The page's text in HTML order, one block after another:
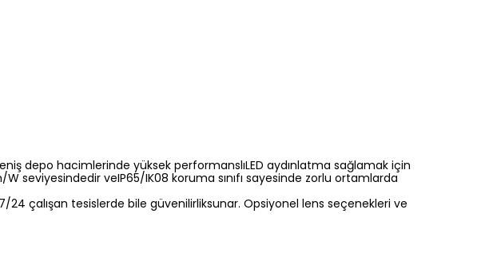
depo hacimlerinde yüksek performanslıLED aydınlatma sağlamak için
W seviyesindedir veIP65/IK08 koruma sınıfı sayesinde zorlu ortamlarda
çalışan tesislerde bile güvenilirliksunar. Opsiyonel lens seçenekleri ve